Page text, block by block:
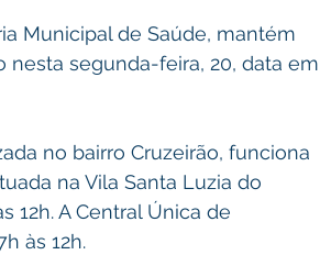
Municipal de Saúde, mantém
segunda-feira, 20, data em
no bairro Cruzeirão, funciona
na Vila Santa Luzia do
12h. A Central Única de
às 12h.